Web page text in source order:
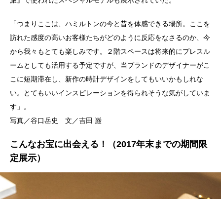
「つまりここは、ハミルトンの今と昔を体感できる場所。ここを
訪れた感度の高いお客様たちがどのように反応をなさるのか、今
から我々もとても楽しみです。２階スペースは将来的にプレスル
ームとしても活用する予定ですが、当ブランドのデザイナーがこ
こに短期滞在し、新作の時計デザインをしてもいいかもしれな
い。とてもいいインスピレーションを得られそうな気がしていま
す」。
写真／谷口岳史 文／吉田 巌
こんなお宝に出会える！
（2017年末までの期間限
定展示）